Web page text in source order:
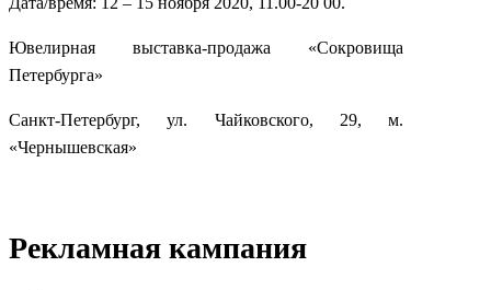
Ювелирная выставка-продажа «Сокровища
Петербурга»
Санкт-Петербург, ул. Чайковского, 29, м.
«Чернышевская»
Рекламная кампания